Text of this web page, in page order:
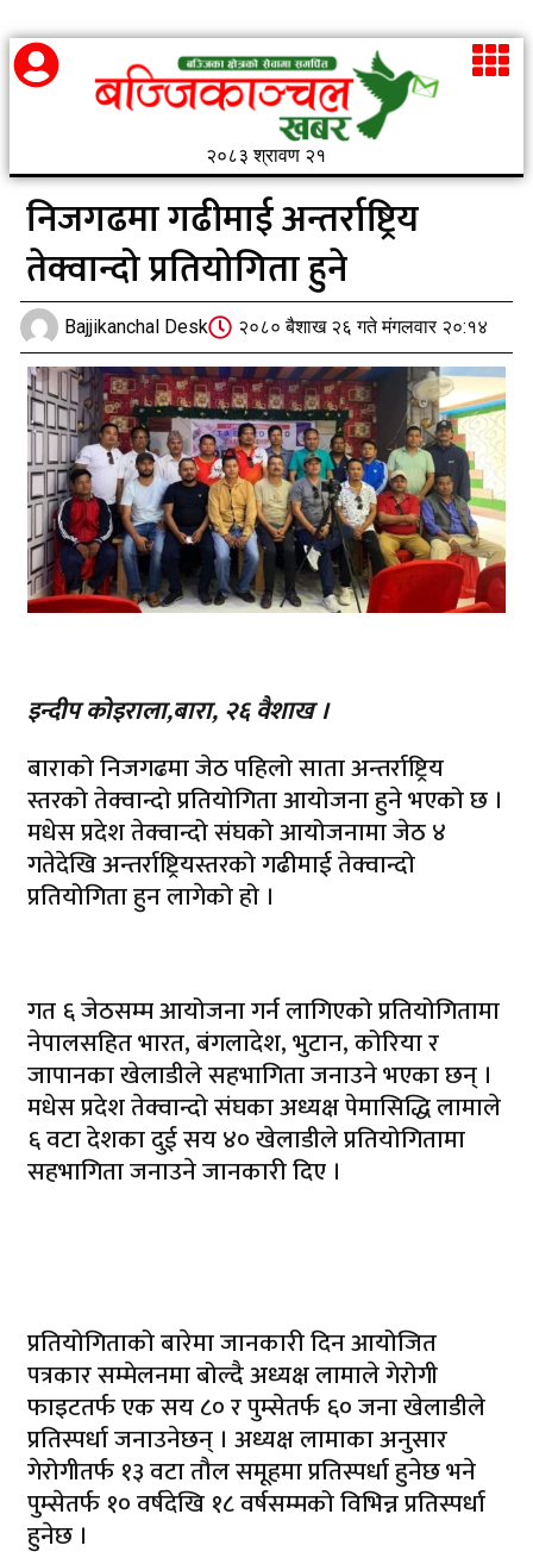
२०८३ श्रावण २१
निजगढमा गढीमाई अन्तर्राष्ट्रिय
तेक्वान्दो प्रतियोगिता हुने
Bajjikanchal Desk २०८० बैशाख २६ गते मंगलवार २०:१४
इन्दीप कोइराला,बारा, २६ वैशाख ।
बाराको निजगढमा जेठ पहिलो साता अन्तर्राष्ट्रिय
स्तरको तेक्वान्दो प्रतियोगिता आयोजना हुने भएको छ ।
मधेस प्रदेश तेक्वान्दो संघको आयोजनामा जेठ ४
गतेदेखि अन्तर्राष्ट्रियस्तरको गढीमाई तेक्वान्दो
प्रतियोगिता हुन लागेको हो ।
गत ६ जेठसम्म आयोजना गर्न लागिएको प्रतियोगितामा
नेपालसहित भारत, बंगलादेश, भुटान, कोरिया र
जापानका खेलाडीले सहभागिता जनाउने भएका छन् ।
मधेस प्रदेश तेक्वान्दो संघका अध्यक्ष पेमासिद्धि लामाले
६ वटा देशका दुई सय ४० खेलाडीले प्रतियोगितामा
सहभागिता जनाउने जानकारी दिए ।
प्रतियोगिताको बारेमा जानकारी दिन आयोजित
पत्रकार सम्मेलनमा बोल्दै अध्यक्ष लामाले गेरोगी
फाइटतर्फ एक सय ८० र पुम्सेतर्फ ६० जना खेलाडीले
प्रतिस्पर्धा जनाउनेछन् । अध्यक्ष लामाका अनुसार
गेरोगीतर्फ १३ वटा तौल समूहमा प्रतिस्पर्धा हुनेछ भने
पुम्सेतर्फ १० वर्षदेखि १८ वर्षसम्मको विभिन्न प्रतिस्पर्धा
हुनेछ ।